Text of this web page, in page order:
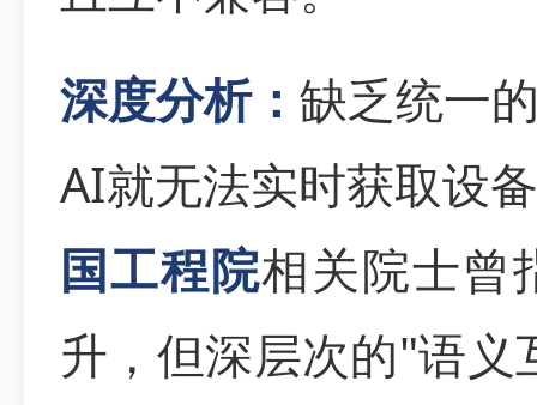
深度分析： 缺乏统一
AI就无法实时获取设
国工程院相关院士曾
升，但深层次的"语